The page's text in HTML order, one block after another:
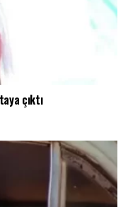
çıktı